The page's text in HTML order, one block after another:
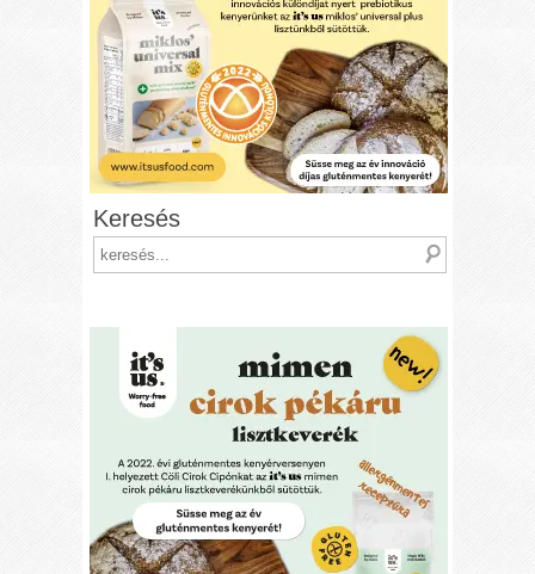
Keresés